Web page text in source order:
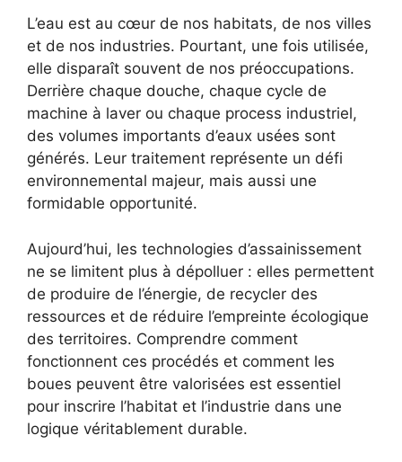
L’eau est au cœur de nos habitats, de nos villes
et de nos industries. Pourtant, une fois utilisée,
elle disparaît souvent de nos préoccupations.
Derrière chaque douche, chaque cycle de
machine à laver ou chaque process industriel,
des volumes importants d’eaux usées sont
générés. Leur traitement représente un défi
environnemental majeur, mais aussi une
formidable opportunité.
Aujourd’hui, les technologies d’assainissement
ne se limitent plus à dépolluer : elles permettent
de produire de l’énergie, de recycler des
ressources et de réduire l’empreinte écologique
des territoires. Comprendre comment
fonctionnent ces procédés et comment les
boues peuvent être valorisées est essentiel
pour inscrire l’habitat et l’industrie dans une
logique véritablement durable.